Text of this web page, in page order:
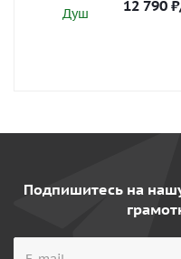
12 790 ₽
Подпишитесь на